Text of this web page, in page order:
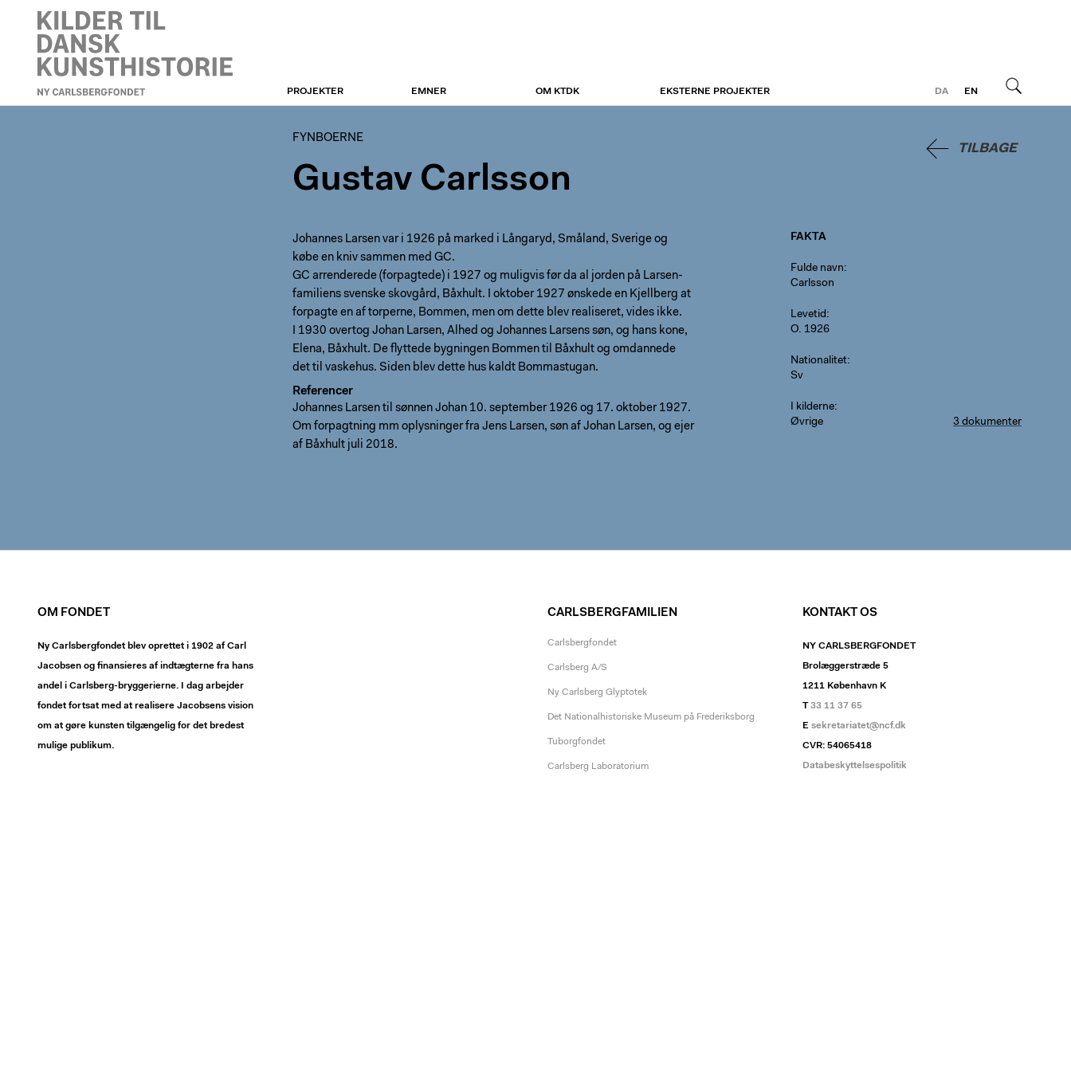
FYNBOERNE
DA
EN
PROJEKTER EMNER OM KTDK EKSTERNE PROJEKTER
TILBAGE
FYNBOERNE
Gustav Carlsson
Johannes Larsen var i 1926 på marked i Långaryd, Småland, Sverige og
købe en kniv sammen med GC.
GC arrenderede (forpagtede) i 1927 og muligvis før da al jorden på Larsen-
familiens svenske skovgård, Båxhult. I oktober 1927 ønskede en Kjellberg at
forpagte en af torperne, Bommen, men om dette blev realiseret, vides ikke.
I 1930 overtog Johan Larsen, Alhed og Johannes Larsens søn, og hans kone,
Elena, Båxhult. De flyttede bygningen Bommen til Båxhult og omdannede
det til vaskehus. Siden blev dette hus kaldt Bommastugan.
Referencer
Johannes Larsen til sønnen Johan 10. september 1926 og 17. oktober 1927.
Om forpagtning mm oplysninger fra Jens Larsen, søn af Johan Larsen, og ejer
af Båxhult juli 2018.
FAKTA
Fulde navn
Carlsson
Levetid
O. 1926
Nationalitet
Sv
I kilderne
Øvrige
3 dokumenter
OM FONDET
Ny Carlsbergfondet blev oprettet i 1902 af Carl
Jacobsen og finansieres af indtægterne fra hans
andel i Carlsberg-bryggerierne. I dag arbejder
fondet fortsat med at realisere Jacobsens vision
om at gøre kunsten tilgængelig for det bredest
mulige publikum.
CARLSBERGFAMILIEN
Carlsbergfondet
Carlsberg A/S
Ny Carlsberg Glyptotek
Det Nationalhistoriske Museum på Frederiksborg
Tuborgfondet
Carlsberg Laboratorium
KONTAKT OS
NY CARLSBERGFONDET
Brolæggerstræde 5
1211 København K
T33 11 37 65
E sekretariatet@ncf.dk
CVR: 54065418
Databeskyttelsespolitik